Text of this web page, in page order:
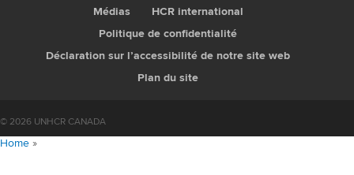
Médias
HCR international
Politique de confidentialité
Déclaration sur l’accessibilité de notre site web
Plan du site
© 2026 UNHCR CANADA
Home »